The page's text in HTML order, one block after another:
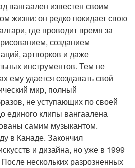
вангаален известен своим
жизни: он редко покидает свою
где проводит время за
созданием
артворков и даже
инструментов. Тем не
ему удается создавать свой
мир, полный
не уступающих по своей
единого клипы вангаалена
самим музыкантом.
в Канаде. Закончил
и дизайна, но уже в 1999
нескольких разрозненных